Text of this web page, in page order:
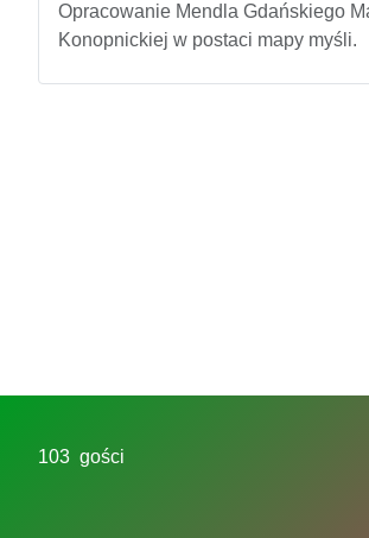
Opracowanie Mendla Gdańskiego
Konopnickiej w postaci mapy myśli.
103 gości